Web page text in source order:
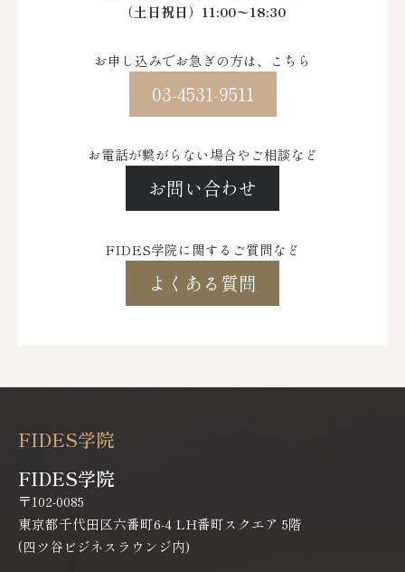
（土日祝日）11:00〜18:30
お申し込みでお急ぎの方は、こちら
03-4531-9511
お電話が繋がらない場合やご相談など
お問い合わせ
FIDES学院に関するご質問など
よくある質問
FIDES学院
FIDES学院
〒102-0085
東京都千代田区六番町6-4 LH番町スクエア 5階
(四ツ谷ビジネスラウンジ内)